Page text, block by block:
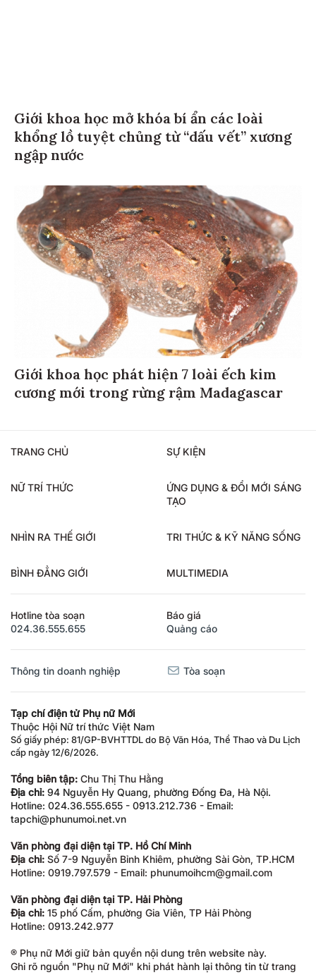
Giới khoa học mở khóa bí ẩn các loài
khổng lồ tuyệt chủng từ “dấu vết” xương
ngập nước
Giới khoa học phát hiện 7 loài ếch kim
cương mới trong rừng rậm Madagascar
TRANG CHỦ SỰ KIỆN
NỮ TRÍ THỨC
ỨNG DỤNG & ĐỔI MỚI SÁNG
TẠO
NHÌN RA THẾ GIỚI TRI THỨC & KỸ NĂNG SỐNG
BÌNH ĐẲNG GIỚI MULTIMEDIA
Hotline tòa soạn
024.36.555.655
Báo giá
Quảng cáo
Thông tin doanh nghiệp Tòa soạn
Tạp chí điện tử Phụ nữ Mới
Thuộc Hội Nữ trí thức Việt Nam
Số giấy phép: 81/GP-BVHTTDL do Bộ Văn Hóa, Thể Thao và Du Lịch
cấp ngày 12/6/2026.
Tổng biên tập: Chu Thị Thu Hằng
Địa chỉ: 94 Nguyễn Hy Quang, phường Đống Đa, Hà Nội.
Hotline: 024.36.555.655 - 0913.212.736 - Email:
tapchi@phunumoi.net.vn
Văn phòng đại diện tại TP. Hồ Chí Minh
Địa chỉ: Số 7-9 Nguyễn Bỉnh Khiêm, phường Sài Gòn, TP.HCM
Hotline: 0919.797.579 - Email: phunumoihcm@gmail.com
Văn phòng đại diện tại TP. Hải Phòng
Địa chỉ: 15 phố Cấm, phường Gia Viên, TP Hải Phòng
Hotline: 0913.242.977
® Phụ nữ Mới giữ bản quyền nội dung trên website này.
Ghi rõ nguồn "Phụ nữ Mới" khi phát hành lại thông tin từ trang